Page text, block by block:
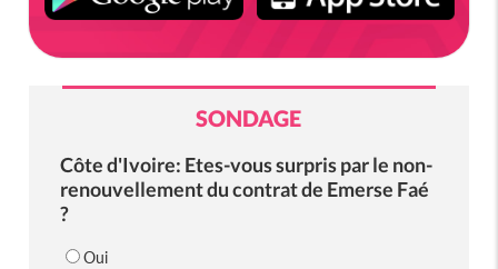
SONDAGE
Côte d'Ivoire: Etes-vous surpris par le non-
renouvellement du contrat de Emerse Faé
?
Oui